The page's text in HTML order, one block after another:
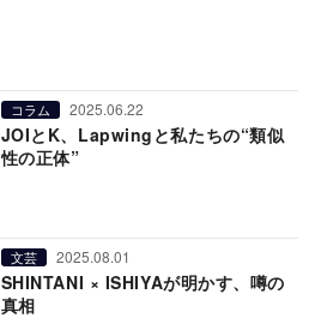
コラム 2025.06.22
JOIとK、Lapwingと私たちの“類似
性の正体”
文芸 2025.08.01
SHINTANI × ISHIYAが明かす、噂の
真相